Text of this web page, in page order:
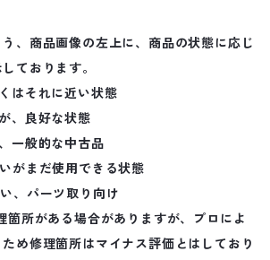
、商品画像の左上に、商品の状態に応じ
ております。
はそれに近い状態
、良好な状態
一般的な中古品
がまだ使用できる状態
、パーツ取り向け
箇所がある場合がありますが、プロによ
め修理箇所はマイナス評価とはしており